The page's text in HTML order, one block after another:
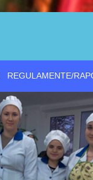
REGULAMENTE/